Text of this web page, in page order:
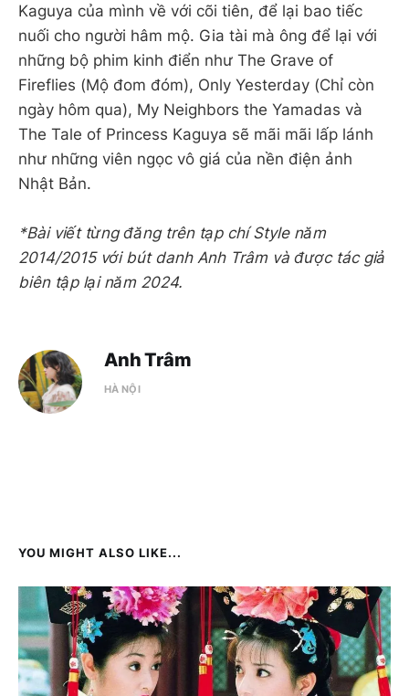
Kaguya của mình về với cõi tiên, để lại bao tiếc
nuối cho người hâm mộ. Gia tài mà ông để lại với
những bộ phim kinh điển như The Grave of
Fireflies (Mộ đom đóm), Only Yesterday (Chỉ còn
ngày hôm qua), My Neighbors the Yamadas và
The Tale of Princess Kaguya sẽ mãi mãi lấp lánh
như những viên ngọc vô giá của nền điện ảnh
Nhật Bản.
*Bài viết từng đăng trên tạp chí Style năm
2014/2015 với bút danh Anh Trâm và được tác giả
biên tập lại năm 2024.
Anh Trâm
HÀ NỘI
YOU MIGHT ALSO LIKE...